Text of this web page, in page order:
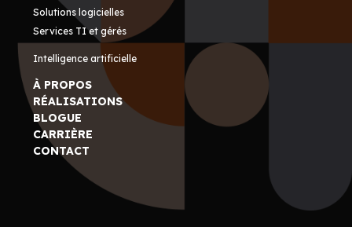
Solutions logicielles
Services TI et gérés
Intelligence artificielle
À PROPOS
RÉALISATIONS
BLOGUE
CARRIÈRE
CONTACT